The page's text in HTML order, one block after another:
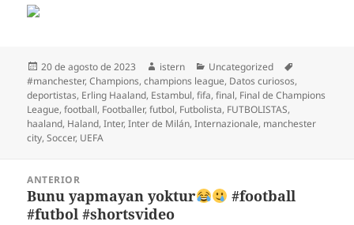
Publicado
el
20 de agosto de 2023 Autor
istern Categorías
Uncategorized
#manchester,Champions,champions league, Datos curiosos,
deportistas, Erling Haaland, Estambul,fifa,final, Final de Champions
League,football, Footballer,futbol, Futbolista, FUTBOLISTAS,
haaland, Haland,Inter,Inter de Milán,Internazionale, manchester
city,Soccer, UEFA
entradas
ANTERIOR
Entrada
anterior:
Bunu yapmayan yoktur
#football
#futbol #shortsvideo